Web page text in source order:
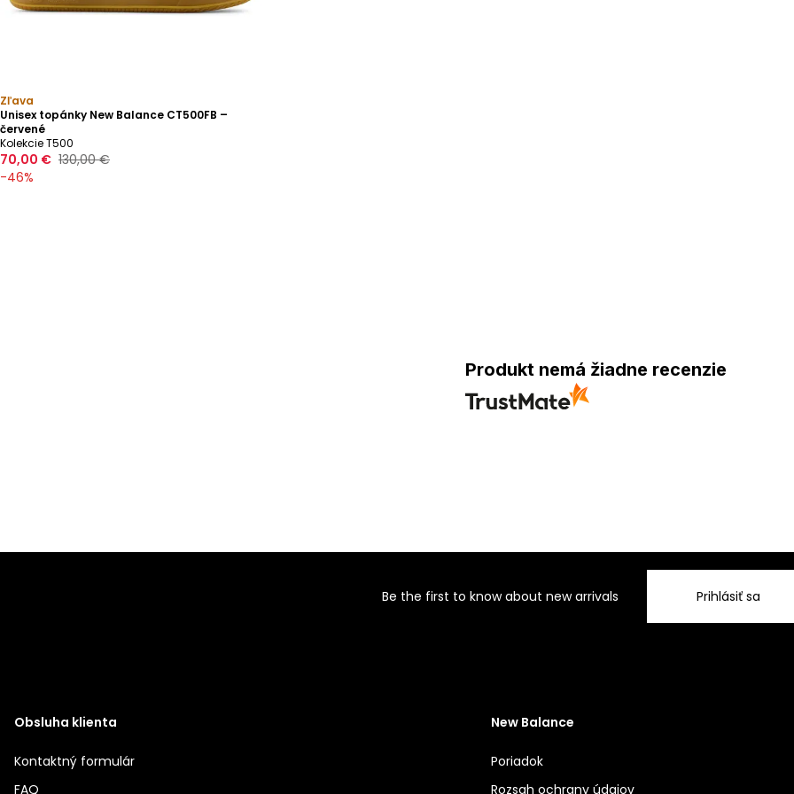
Zľava
Unisex topánky New Balance CT500FB –
červené
Kolekcie T500
70,00 € 130,00 €
-46%
Produkt nemá žiadne recenzie
Be the first to know about new arrivals Prihlásiť sa
Obsluha klienta
Kontaktný formulár
FAQ
New Balance
Poriadok
Rozsah ochrany údajov